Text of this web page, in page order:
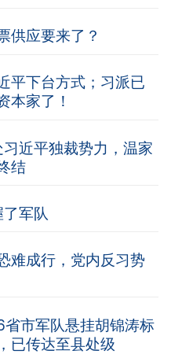
供应要来了？
平下台方式；习派已
本家了！
近平独裁势力，温家
结
军队
难成行，党内反习势
市军队悬挂胡锦涛标
已传达至县处级